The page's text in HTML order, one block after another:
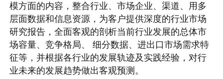
模方面的内容，整合行业、市场企业、渠道、用多
层面数据和信息资源，为客户提供深度的行业市场
研究报告，全面客观的剖析当前行业发展的总体市
场容量、竞争格局、 细分数据、进出口市场需求特
征等，并根据各行业的发展轨迹及实践经验，对行
业未来的发展趋势做出客观预测。